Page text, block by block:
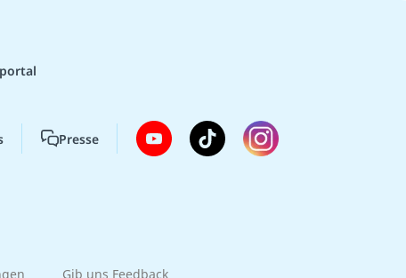
Presse
Gib uns Feedback